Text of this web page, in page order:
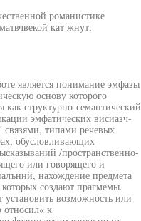
романистике
кат жнут,
является понимание эмфазы
основу которого
структурно-семантический
эмфатических висиазч-
связями, типами речевых
обусловливающих
/пространственно-
или говорящего и
нахождение предмета
создают прагмемы.
возможность или
относил« к